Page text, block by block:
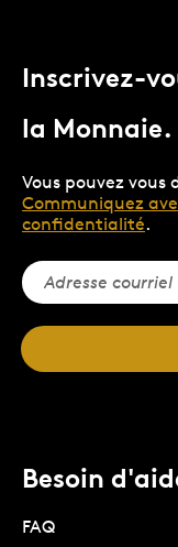
Inscrivez-
la Monnaie.
Vous pouvez
Communiquez
confidentialité.
Besoin
FAQ